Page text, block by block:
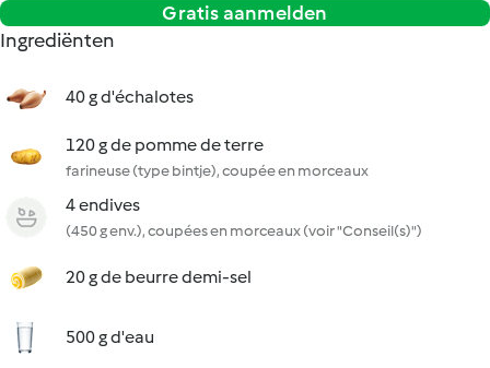
Gratis aanmelden
Ingrediënten
40 g d'échalotes
120 g de pomme de terre
farineuse (type bintje), coupée en morceaux
4 endives
(450 g env.), coupées en morceaux (voir "Conseil(s)")
20 g de beurre demi-sel
500 g d'eau